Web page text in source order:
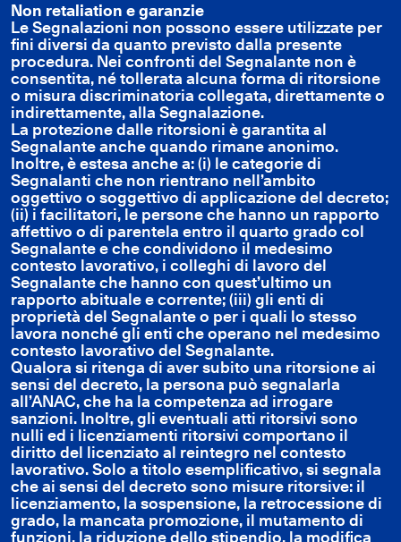
Non retaliation e garanzie
Le Segnalazioni non possono essere utilizzate per
fini diversi da quanto previsto dalla presente
procedura. Nei confronti del Segnalante non è
consentita, né tollerata alcuna forma di ritorsione
o misura discriminatoria collegata, direttamente o
indirettamente, alla Segnalazione.
La protezione dalle ritorsioni è garantita al
Segnalante anche quando rimane anonimo.
Inoltre, è estesa anche a: (i) le categorie di
Segnalanti che non rientrano nell’ambito
oggettivo o soggettivo di applicazione del decreto;
(ii) i facilitatori, le persone che hanno un rapporto
affettivo o di parentela entro il quarto grado col
Segnalante e che condividono il medesimo
contesto lavorativo, i colleghi di lavoro del
Segnalante che hanno con quest’ultimo un
rapporto abituale e corrente; (iii) gli enti di
proprietà del Segnalante o per i quali lo stesso
lavora nonché gli enti che operano nel medesimo
contesto lavorativo del Segnalante.
Qualora si ritenga di aver subito una ritorsione ai
sensi del decreto, la persona può segnalarla
all’ANAC, che ha la competenza ad irrogare
sanzioni. Inoltre, gli eventuali atti ritorsivi sono
nulli ed i licenziamenti ritorsivi comportano il
diritto del licenziato al reintegro nel contesto
lavorativo. Solo a titolo esemplificativo, si segnala
che ai sensi del decreto sono misure ritorsive: il
licenziamento, la sospensione, la retrocessione di
grado, la mancata promozione, il mutamento di
funzioni, la riduzione dello stipendio, la modifica